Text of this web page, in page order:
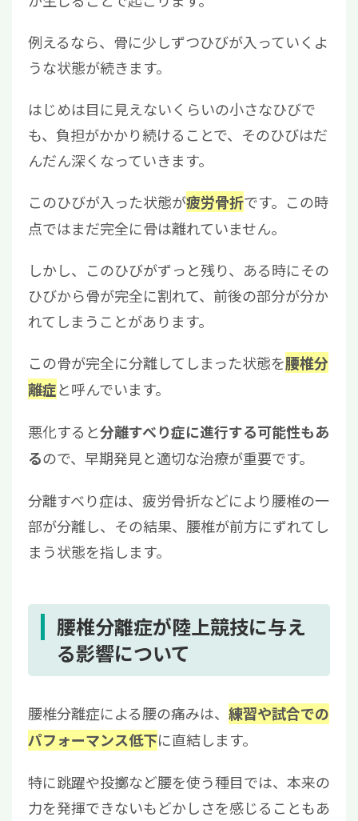
例えるなら、骨に少しずつひびが入っていくよ
うな状態が続きます。
はじめは目に見えないくらいの小さなひびで
も、負担がかかり続けることで、そのひびはだ
んだん深くなっていきます。
このひびが入った状態が疲労骨折です。この時
点ではまだ完全に骨は離れていません。
しかし、このひびがずっと残り、ある時にその
ひびから骨が完全に割れて、前後の部分が分か
れてしまうことがあります。
この骨が完全に分離してしまった状態を腰椎分
離症と呼んでいます。
悪化すると分離すべり症に進行する可能性もあ
るので、早期発見と適切な治療が重要です。
分離すべり症は、疲労骨折などにより腰椎の一
部が分離し、その結果、腰椎が前方にずれてし
まう状態を指します。
腰椎分離症が陸上競技に与え
る影響について
腰椎分離症による腰の痛みは、 練習や試合での
パフォーマンス低下に直結します。
特に跳躍や投擲など腰を使う種目では、本来の
力を発揮できないもどかしさを感じることもあ